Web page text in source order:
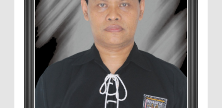
Sambut penilaian Akreditasi
RSD.dr.Soebandi Bagikan Sembako Kepada
Warga Sekitar
Suasana ceriah terlihat di raut keluarga
besar RSD.dr.Soebandi Jember saat melakukan kegiatan
rutin senam pagi, setelah senam dilanjutkan pe...
Pemilik Lahan Safi'i Dilaporkan Pencurian
dan Pengrusakan